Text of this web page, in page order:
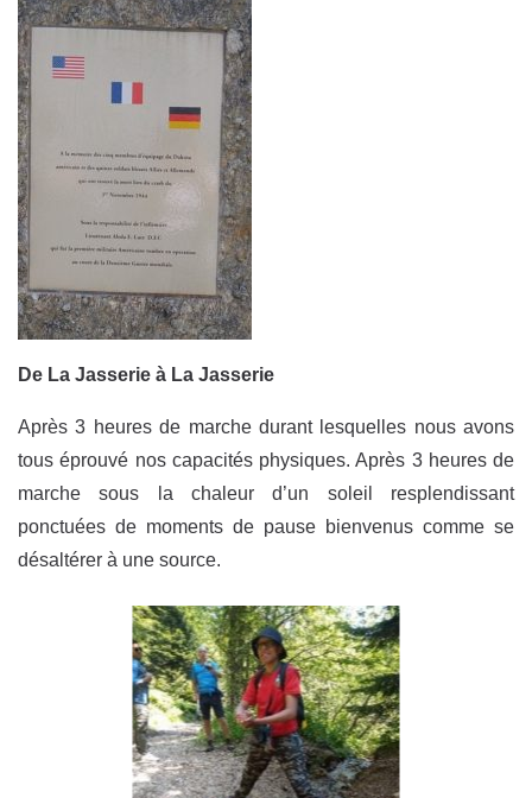
De La Jasserie à La Jasserie
Après 3 heures de marche durant lesquelles nous avons
tous éprouvé nos capacités physiques. Après 3 heures de
marche sous la chaleur d’un soleil resplendissant
ponctuées de moments de pause bienvenus comme se
désaltérer à une source.